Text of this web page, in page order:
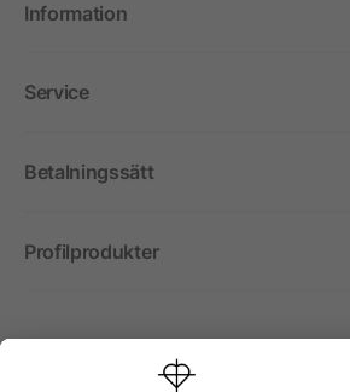
Information
Service
Betalningssätt
Profilprodukter
Internationellt